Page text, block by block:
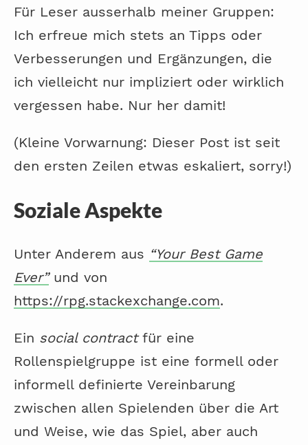
Für Leser ausserhalb meiner Gruppen:
Ich erfreue mich stets an Tipps oder
Verbesserungen und Ergänzungen, die
ich vielleicht nur impliziert oder wirklich
vergessen habe. Nur her damit!
(Kleine Vorwarnung: Dieser Post ist seit
den ersten Zeilen etwas eskaliert, sorry!)
Soziale Aspekte
Unter Anderem aus “Your Best Game
Ever”und von
https://rpg.stackexchange.com.
Ein social contractfür eine
Rollenspielgruppe ist eine formell oder
informell definierte Vereinbarung
zwischen allen Spielenden über die Art
und Weise, wie das Spiel, aber auch